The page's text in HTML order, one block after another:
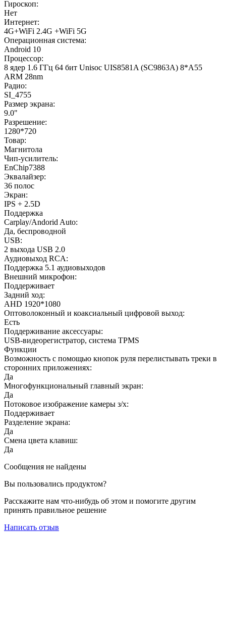
Гироскоп:
Нет
Интернет:
4G+WiFi 2.4G +WiFi 5G
Операционная система:
Android 10
Процессор:
8 ядер 1.6 ГГц 64 бит Unisoc UIS8581A (SC9863A) 8*A55
ARM 28nm
Радио:
SI_4755
Размер экрана:
9.0"
Разрешение:
1280*720
Товар:
Магнитола
Чип-усилитель:
EnChip7388
Эквалайзер:
36 полос
Экран:
IPS + 2.5D
Поддержка
Carplay/Andorid Auto:
Да, беспроводной
USB:
2 выхода USB 2.0
Аудиовыход RCA:
Поддержка 5.1 аудиовыходов
Внешний микрофон:
Поддерживает
Задний ход:
AHD 1920*1080
Оптоволоконный и коаксиальный цифровой выход:
Есть
Поддерживание аксессуары:
USB-видеорегистратор, система TPMS
Функции
Возможность с помощью кнопок руля перелистывать треки в
сторонних приложениях:
Да
Многофункциональный главный экран:
Да
Потоковое изображение камеры з/х:
Поддерживает
Разделение экрана:
Да
Смена цвета клавиш:
Да
Сообщения не найдены
Вы пользовались продуктом?
Расскажите нам что-нибудь об этом и помогите другим
принять правильное решение
Написать отзыв